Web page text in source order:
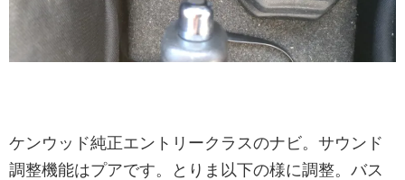
ケンウッド純正エントリークラスのナビ。サウンド
調整機能はプアです。とりま以下の様に調整。バス